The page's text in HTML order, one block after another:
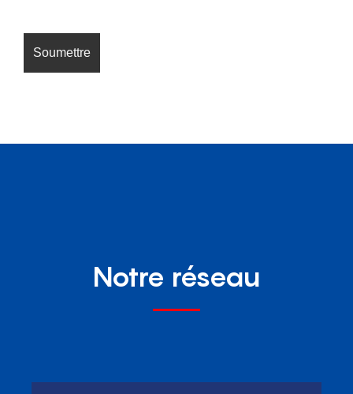
Notre réseau